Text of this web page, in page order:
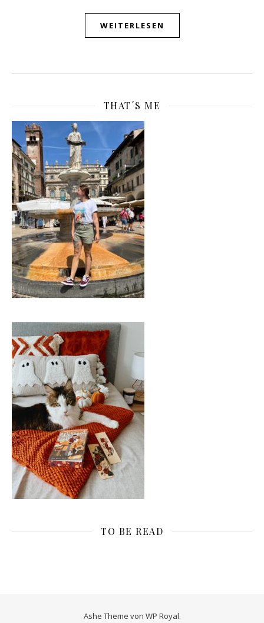
WEITERLESEN
THAT´S ME
TO BE READ
Ashe Theme von WP Royal.